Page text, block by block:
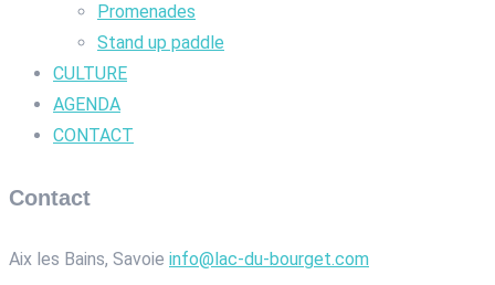
Promenades
Stand up paddle
CULTURE
AGENDA
CONTACT
Contact
Aix les Bains, Savoie info@lac-du-bourget.com